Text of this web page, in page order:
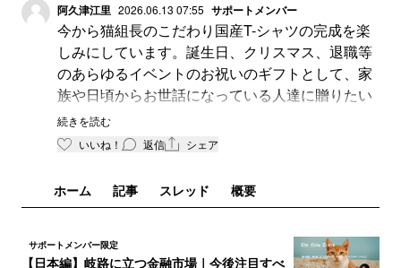
阿久津江里 2026.06.13 07:55 サポートメンバー
今から猫組長のこだわり国産T-シャツの完成を楽
しみにしています。誕生日、クリスマス、退職等
のあらゆるイベントのお祝いのギフトとして、家
族や日頃からお世話になっている人達に贈りたい
です。
続きを読む
いいね！
返信 シェア
ホーム 記事 スレッド 概要
サポートメンバー限定
【日本編】岐路に立つ金融市場｜今後注目すべ